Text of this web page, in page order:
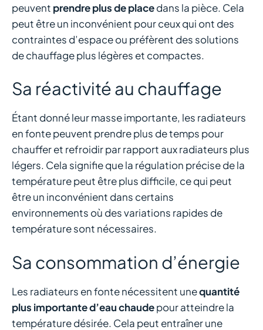
peuvent prendre plus de placedans la pièce. Cela
peut être un inconvénient pour ceux qui ont des
contraintes d’espace ou préfèrent des solutions
de chauffage plus légères et compactes.
Sa réactivité au chauffage
Étant donné leur masse importante, les radiateurs
en fonte peuvent prendre plus de temps pour
chauffer et refroidir par rapport aux radiateurs plus
légers. Cela signifie que la régulation précise de la
température peut être plus difficile, ce qui peut
être un inconvénient dans certains
environnements où des variations rapides de
température sont nécessaires.
Sa consommation d’énergie
Les radiateurs en fonte nécessitent unequantité
plus importante d’eau chaudepour atteindre la
température désirée. Cela peut entraîner une